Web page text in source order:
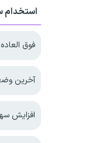
استخدام
فوق
آخرین وضعیت تخصیص ۲۵
افزایش